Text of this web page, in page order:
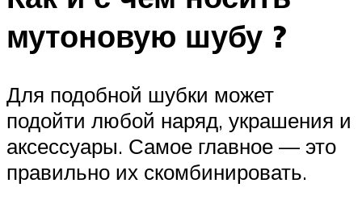
мутоновую шубу ?
Для подобной шубки может
подойти любой наряд, украшения и
аксессуары. Самое главное — это
правильно их скомбинировать.